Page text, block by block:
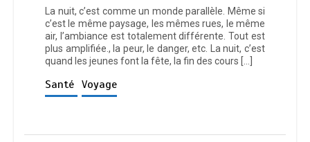
La nuit, c’est comme un monde parallèle. Même si
c’est le même paysage, les mêmes rues, le même
air, l’ambiance est totalement différente. Tout est
plus amplifiée., la peur, le danger, etc. La nuit, c’est
quand les jeunes font la fête, la fin des cours […]
Santé Voyage